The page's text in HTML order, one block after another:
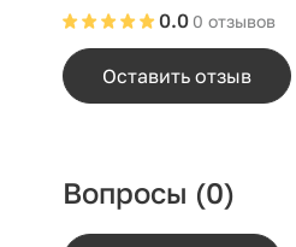
0 отзывов
0.0
Оставить отзыв
Вопросы (0)